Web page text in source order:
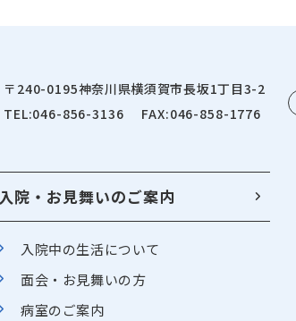
〒240-0195神奈川県横須賀市長坂1丁目3-2
TEL:046-856-3136
FAX:046-858-1776
入院・お見舞いのご案内
入院中の生活について
面会・お見舞いの方
病室のご案内